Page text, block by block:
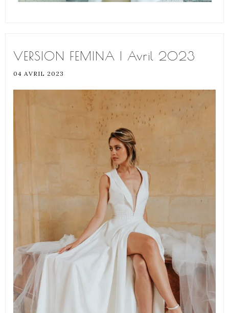
VERSION FEMINA | Avril 2023
04 AVRIL 2023